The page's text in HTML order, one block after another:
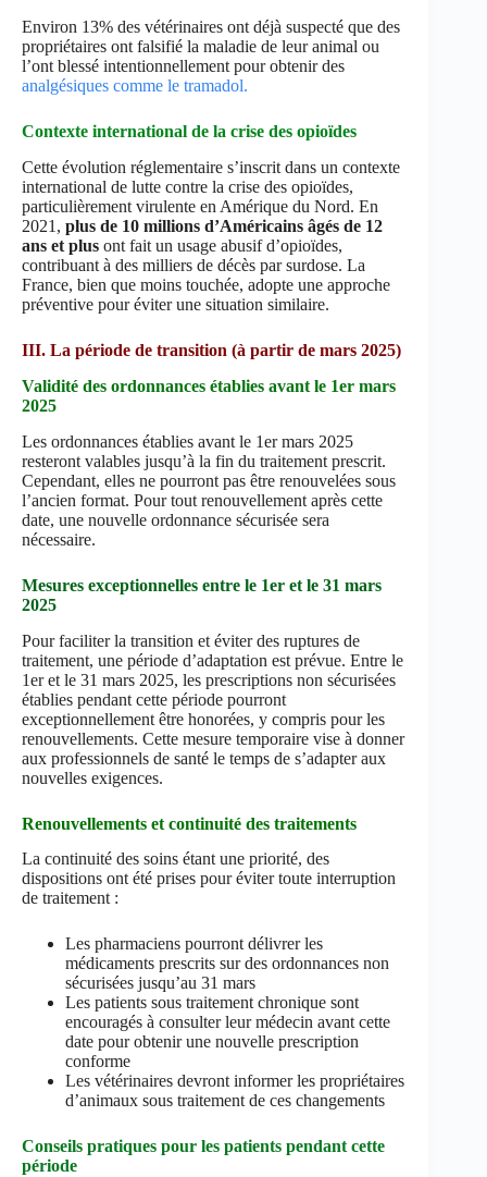
Environ 13% des vétérinaires ont déjà suspecté que des
propriétaires ont falsifié la maladie de leur animal ou
l’ont blessé intentionnellement pour obtenir des
analgésiques comme le tramadol.
Contexte international de la crise des opioïdes
Cette évolution réglementaire s’inscrit dans un contexte
international de lutte contre la crise des opioïdes,
particulièrement virulente en Amérique du Nord. En
2021, plus de 10 millions d’Américains âgés de 12
ans et plus ont fait un usage abusif d’opioïdes,
contribuant à des milliers de décès par surdose. La
France, bien que moins touchée, adopte une approche
préventive pour éviter une situation similaire.
III. La période de transition (à partir de mars 2025)
Validité des ordonnances établies avant le 1er mars
2025
Les ordonnances établies avant le 1er mars 2025
resteront valables jusqu’à la fin du traitement prescrit.
Cependant, elles ne pourront pas être renouvelées sous
l’ancien format. Pour tout renouvellement après cette
date, une nouvelle ordonnance sécurisée sera
nécessaire.
Mesures exceptionnelles entre le 1er et le 31 mars
2025
Pour faciliter la transition et éviter des ruptures de
traitement, une période d’adaptation est prévue. Entre le
1er et le 31 mars 2025, les prescriptions non sécurisées
établies pendant cette période pourront
exceptionnellement être honorées, y compris pour les
renouvellements. Cette mesure temporaire vise à donner
aux professionnels de santé le temps de s’adapter aux
nouvelles exigences.
Renouvellements et continuité des traitements
La continuité des soins étant une priorité, des
dispositions ont été prises pour éviter toute interruption
de traitement :
Les pharmaciens pourront délivrer les
médicaments prescrits sur des ordonnances non
sécurisées jusqu’au 31 mars
Les patients sous traitement chronique sont
encouragés à consulter leur médecin avant cette
date pour obtenir une nouvelle prescription
conforme
Les vétérinaires devront informer les propriétaires
d’animaux sous traitement de ces changements
Conseils pratiques pour les patients pendant cette
période